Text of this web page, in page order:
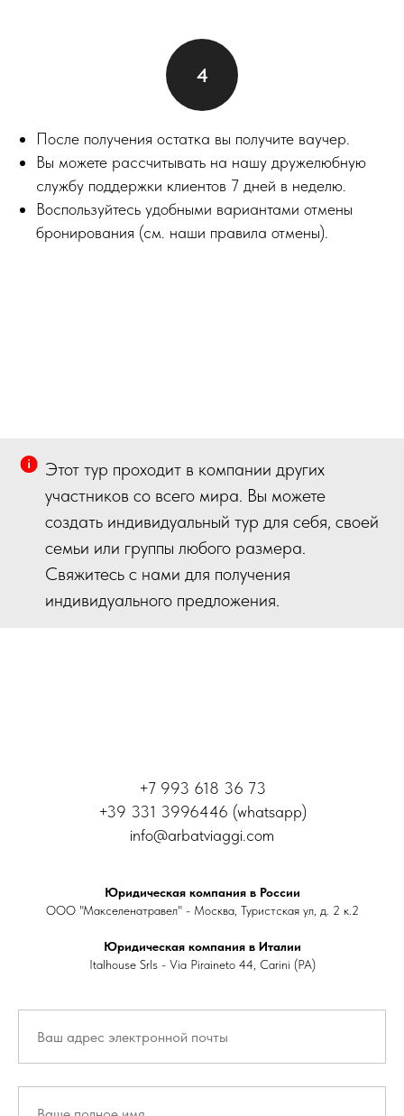
После получения остатка вы получите ваучер.
Вы можете рассчитывать на нашу дружелюбную
службу поддержки клиентов 7 дней в неделю.
Воспользуйтесь удобными вариантами отмены
бронирования (см. наши правила отмены).
Этот тур проходит в компании других
участников со всего мира. Вы можете
создать индивидуальный тур для себя, своей
семьи или группы любого размера.
Свяжитесь с нами для получения
индивидуального предложения.
+7 993 618 36 73
+39 331 3996446 (whatsapp)
info@arbatviaggi.com
Юридическая компания в России
ООО "Макселенатравел" - Москва, Туристская ул, д. 2 к.2
Юридическая компания в Италии
Italhouse Srls - Via Piraineto 44, Carini (PA)